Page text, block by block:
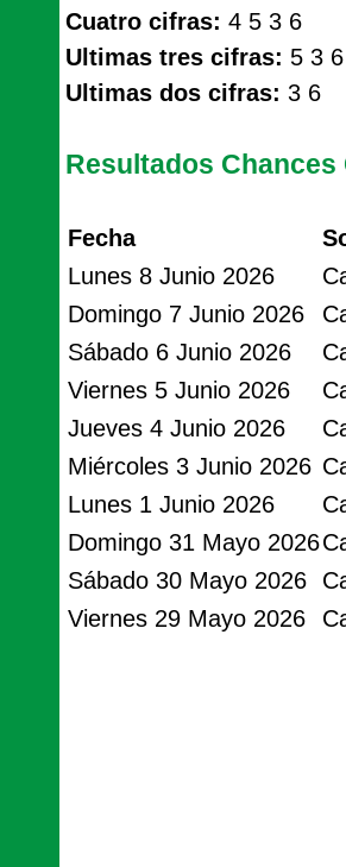
Cuatro cifras: 4 5 3 6
Ultimas tres cifras: 5 3 6
Ultimas dos cifras: 3 6
Resultados
Fecha
Lunes 8 Junio 2026
Domingo 7 Junio 2026
Sábado 6 Junio 2026
Viernes 5 Junio 2026
Jueves 4 Junio 2026
Miércoles 3 Junio 2026
Lunes 1 Junio 2026
Domingo 31 Mayo 2026
Sábado 30 Mayo 2026
Viernes 29 Mayo 2026